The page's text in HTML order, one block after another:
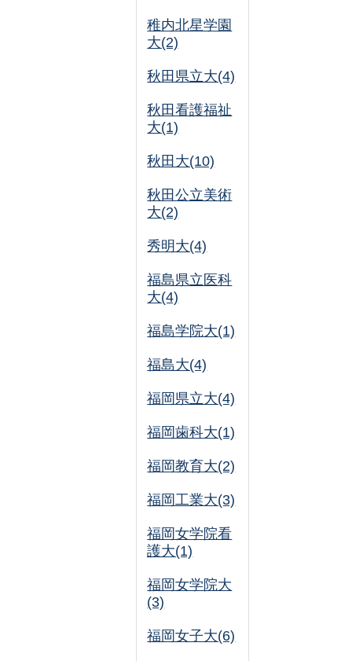
稚内北星学園
大(2)
秋田県立大(4)
秋田看護福祉
大(1)
秋田大(10)
秋田公立美術
大(2)
秀明大(4)
福島県立医科
大(4)
福島学院大(1)
福島大(4)
福岡県立大(4)
福岡歯科大(1)
福岡教育大(2)
福岡工業大(3)
福岡女学院看
護大(1)
福岡女学院大
(3)
福岡女子大(6)